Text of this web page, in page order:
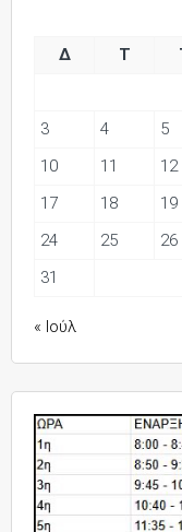
Δ
Τ
3
4 5
10
11 12
17
18 19
24
25 26
31
« Ιούλ